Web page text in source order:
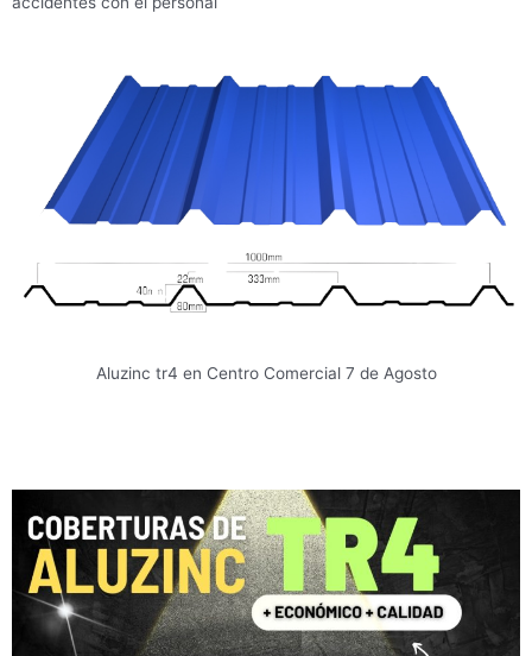
Aluzinc tr4 en Centro Comercial 7 de Agosto